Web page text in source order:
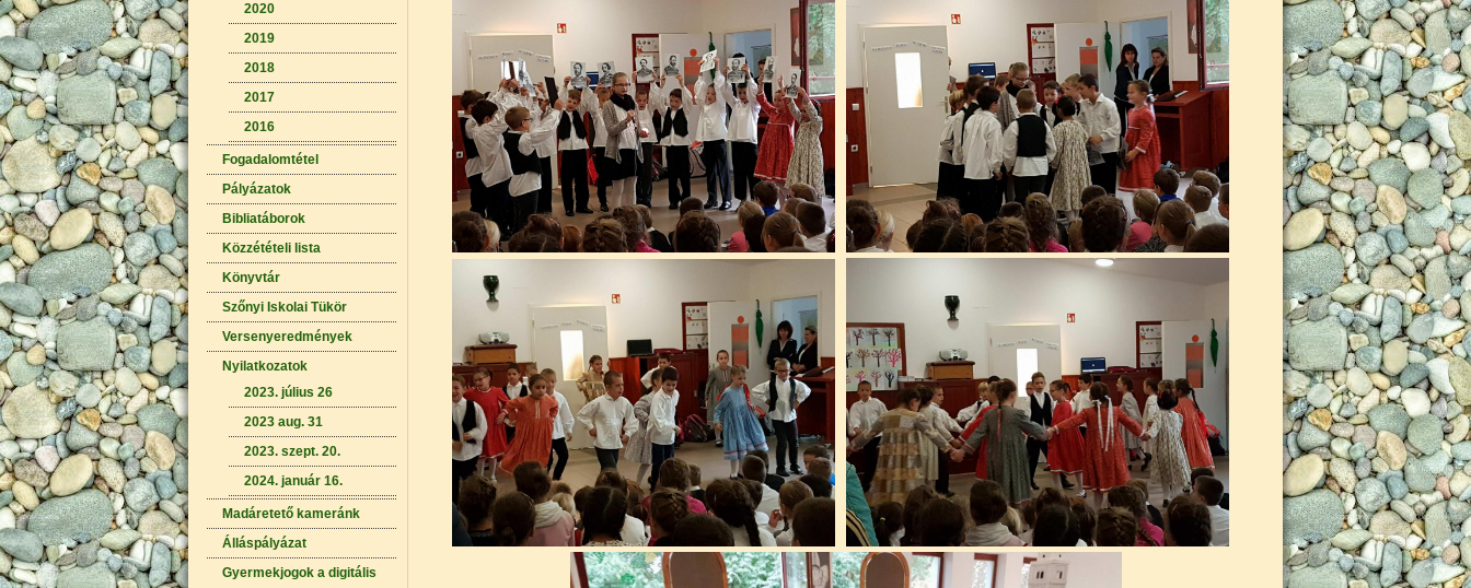
2020
2019
2018
2017
2016
Fogadalomtétel
Pályázatok
Bibliatáborok
Közzétételi lista
Könyvtár
Szőnyi Iskolai Tükör
Versenyeredmények
Nyilatkozatok
2023. július 26
2023 aug. 31
2023. szept. 20.
2024. január 16.
Madáretető kameránk
Álláspályázat
Gyermekjogok a digitális